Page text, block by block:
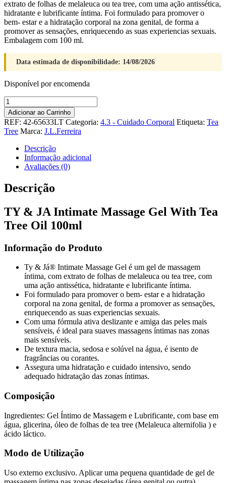
extrato de folhas de melaleuca ou tea tree, com uma ação antissética,
hidratante e lubrificante íntima. Foi formulado para promover o
bem- estar e a hidratação corporal na zona genital, de forma a
promover as sensações, enriquecendo as suas experiencias sexuais.
Embalagem com 100 ml.
Data estimada de disponibilidade: 14/08/2026
Disponível por encomenda
Quantidade
de
TY
&
JA
Intimate
Massage
Tea
Tree
100ml
Adicionar ao Carrinho
REF: 42-65633LT Categoria: 4.3 - Cuidado Corporal Etiqueta: Tea
Tree Marca: J.L.Ferreira
Descrição
Informação adicional
Avaliações (0)
Descrição
TY & JA Intimate Massage Gel With Tea
Tree Oil 100ml
Informação do Produto
Ty & Já® Intimate Massage Gel é um gel de massagem
íntima, com extrato de folhas de melaleuca ou tea tree, com
uma ação antissética, hidratante e lubrificante íntima.
Foi formulado para promover o bem- estar e a hidratação
corporal na zona genital, de forma a promover as sensações,
enriquecendo as suas experiencias sexuais.
Com uma fórmula ativa deslizante e amiga das peles mais
sensíveis, é ideal para suaves massagens íntimas nas zonas
mais sensíveis.
De textura macia, sedosa e solúvel na água, é isento de
fragrâncias ou corantes.
Assegura uma hidratação e cuidado intensivo, sendo
adequado hidratação das zonas íntimas.
Composição
Ingredientes: Gel Íntimo de Massagem e Lubrificante, com base em
água, glicerina, óleo de folhas de tea tree (Melaleuca alternifolia ) e
ácido láctico.
Modo de Utilização
Uso externo exclusivo. Aplicar uma pequena quantidade de gel de